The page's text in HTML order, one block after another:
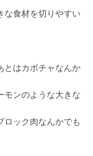
な食材を切りやすい
とはカボチャなんか
モンのような大きな
ロック肉なんかでも